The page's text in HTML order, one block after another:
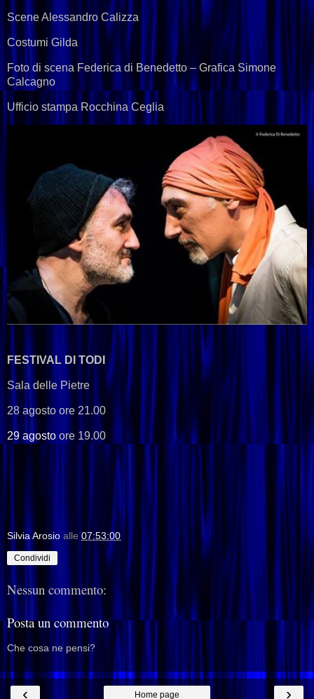
Scene Alessandro Calizza
Costumi Gilda
Foto di scena Federica di Benedetto – Grafica Simone
Calcagno
Ufficio stampa Rocchina Ceglia
FESTIVAL DI TODI
Sala delle Pietre
28 agosto ore 21.00
29 agosto ore 19.00
Silvia Arosio alle 07:53:00
Condividi
Nessun commento:
Posta un commento
Che cosa ne pensi?
‹ ›
Home page